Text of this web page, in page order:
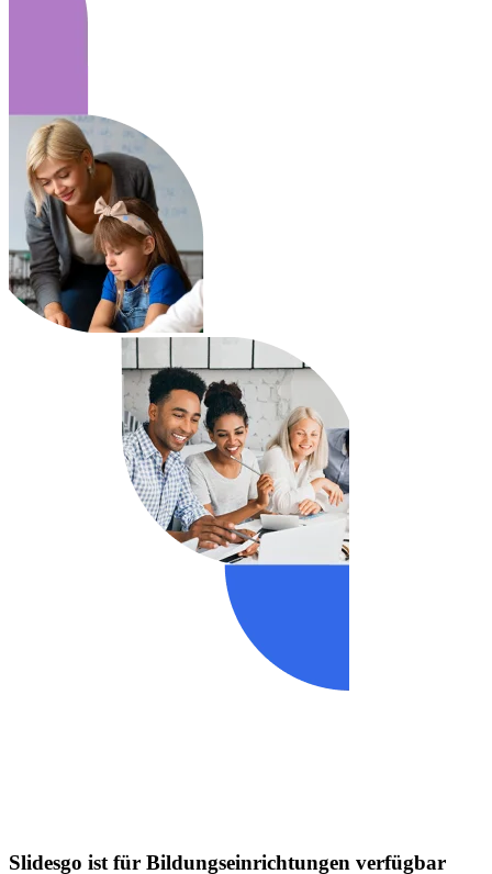
Slidesgo ist für Bildungseinrichtungen verfügbar